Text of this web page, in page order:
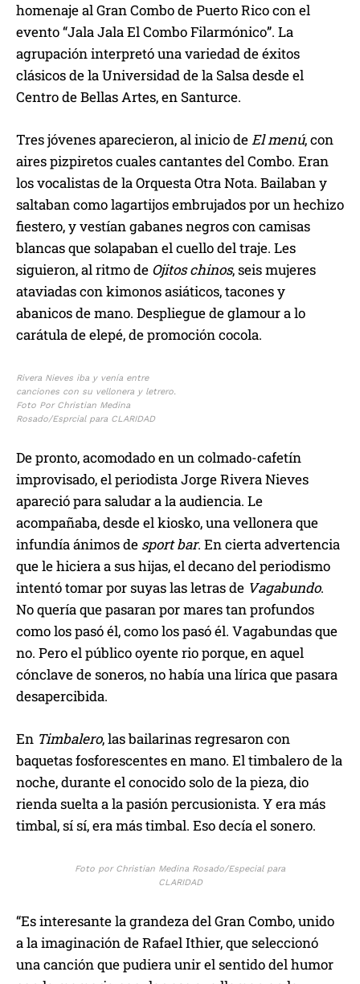
homenaje al Gran Combo de Puerto Rico con el
evento “Jala Jala El Combo Filarmónico”. La
agrupación interpretó una variedad de éxitos
clásicos de la Universidad de la Salsa desde el
Centro de Bellas Artes, en Santurce.
Tres jóvenes aparecieron, al inicio deEl menú, con
aires pizpiretos cuales cantantes del Combo. Eran
los vocalistas de la Orquesta Otra Nota. Bailaban y
saltaban como lagartijos embrujados por un hechizo
fiestero, y vestían gabanes negros con camisas
blancas que solapaban el cuello del traje. Les
siguieron, al ritmo de Ojitos chinos, seis mujeres
ataviadas con kimonos asiáticos, tacones y
abanicos de mano. Despliegue de glamour a lo
carátula de elepé, de promoción cocola.
Rivera Nieves iba y venía entre
canciones con su vellonera y letrero.
Foto Por Christian Medina
Rosado/Esprcial para CLARIDAD
De pronto, acomodado en un colmado-cafetín
improvisado, el periodista Jorge Rivera Nieves
apareció para saludar a la audiencia. Le
acompañaba, desde el kiosko, una vellonera que
infundía ánimos de sport bar. En cierta advertencia
que le hiciera a sus hijas, el decano del periodismo
intentó tomar por suyas las letras de Vagabundo.
No quería que pasaran por mares tan profundos
como los pasó él, como los pasó él. Vagabundas que
no. Pero el público oyente rio porque, en aquel
cónclave de soneros, no había una lírica que pasara
desapercibida.
En Timbalero, las bailarinas regresaron con
baquetas fosforescentes en mano. El timbalero de la
noche, durante el conocido solo de la pieza, dio
rienda suelta a la pasión percusionista. Y era más
timbal, sí sí, era más timbal. Eso decía el sonero.
Foto por Christian Medina Rosado/Especial para
CLARIDAD
“Es interesante la grandeza del Gran Combo, unido
a la imaginación de Rafael Ithier, que seleccionó
una canción que pudiera unir el sentido del humor